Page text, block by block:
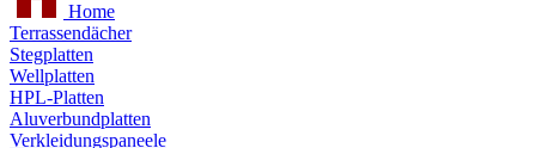
Home
Terrassendächer
Stegplatten
Wellplatten
HPL-Platten
Aluverbundplatten
Verkleidungspaneele